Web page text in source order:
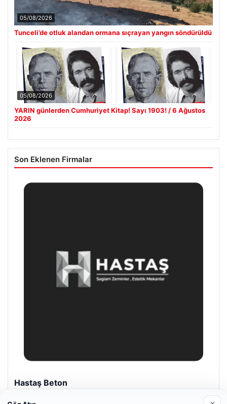
05/08/2026
Tunceli’de otluk alandan ormana sıçrayan yangın söndürüldü
05/08/2026
YARIN günlerden Cumhuriyet Kitap! Sayı 1903! / 6 Ağustos
2026
Son Eklenen Firmalar
Hastaş Beton